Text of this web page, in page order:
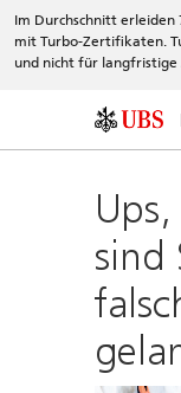
Im Durchschnitt
mit Turbo-Zertifikaten.
und nicht für
sind